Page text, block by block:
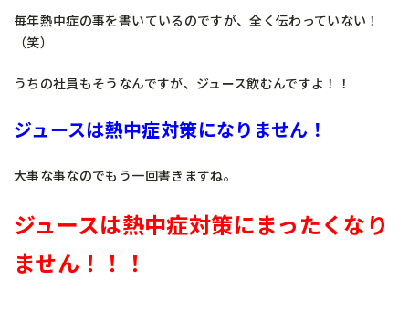
毎年熱中症の事を書いているのですが、全く伝わっていない！
（笑）
うちの社員もそうなんですが、ジュース飲むんですよ！！
ジュースは熱中症対策になりません！
大事な事なのでもう一回書きますね。
ジュースは熱中症対策にまったくなり
ません！！！